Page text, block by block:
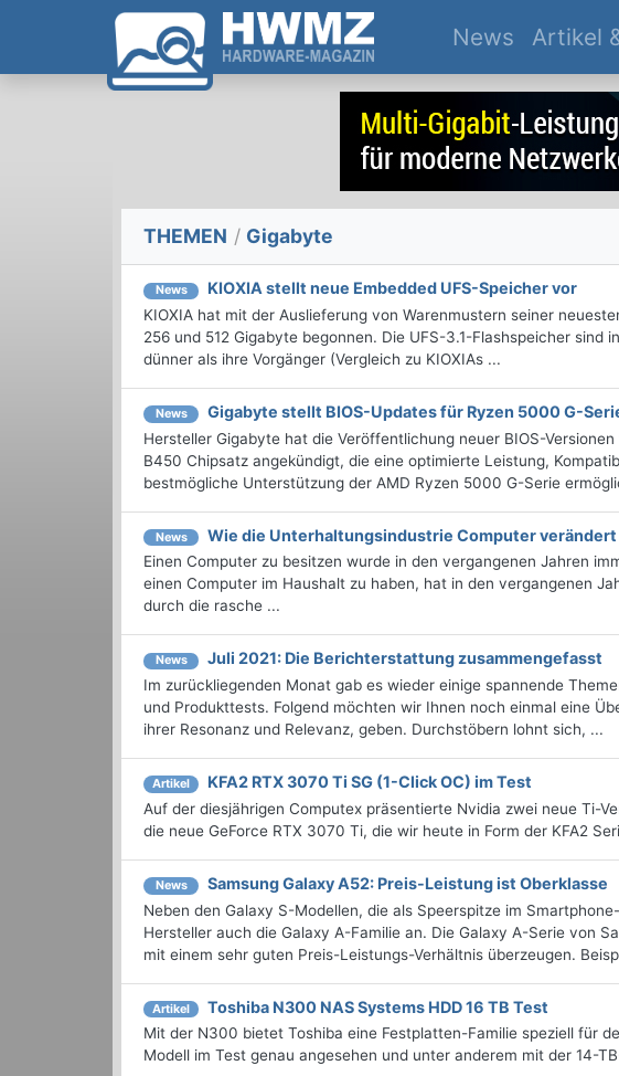
News(current)
Artikel
THEMEN / Gigabyte
News KIOXIA stellt neue Embedded UFS-Speicher vor
KIOXIA hat mit der Auslieferung von Warenmustern seiner
256 und 512 Gigabyte begonnen. Die UFS-3.1-Flashspeicher sind
dünner als ihre Vorgänger (Vergleich zu KIOXIAs ...
News Gigabyte stellt BIOS-Updates für Ryzen 5000 G-
Hersteller Gigabyte hat die Veröffentlichung neuer BIOS-
B450 Chipsatz angekündigt, die eine optimierte Leistung,
bestmögliche Unterstützung der AMD Ryzen 5000 G-Serie
News Wie die Unterhaltungsindustrie Computer verändert
Einen Computer zu besitzen wurde in den vergangenen Jahren
einen Computer im Haushalt zu haben, hat in den vergangenen
durch die rasche ...
News Juli 2021: Die Berichterstattung zusammengefasst
Im zurückliegenden Monat gab es wieder einige spannende
und Produkttests. Folgend möchten wir Ihnen noch einmal eine
ihrer Resonanz und Relevanz, geben. Durchstöbern lohnt sich, ...
Artikel KFA2 RTX 3070 Ti SG (1-Click OC) im Test
Auf der diesjährigen Computex präsentierte Nvidia zwei neue Ti-
die neue GeForce RTX 3070 Ti, die wir heute in Form der KFA2
News Samsung Galaxy A52: Preis-Leistung ist Oberklasse
Neben den Galaxy S-Modellen, die als Speerspitze im
Hersteller auch die Galaxy A-Familie an. Die Galaxy A-Serie von
mit einem sehr guten Preis-Leistungs-Verhältnis überzeugen.
Artikel Toshiba N300 NAS Systems HDD 16 TB Test
Mit der N300 bietet Toshiba eine Festplatten-Familie speziell für
Modell im Test genau angesehen und unter anderem mit der 14-